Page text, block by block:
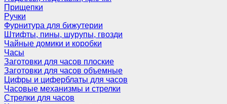
Прищепки
Ручки
Фурнитура для бижутерии
Штифты, пины, шурупы, гвозди
Чайные домики и коробки
Часы
Заготовки для часов плоские
Заготовки для часов объемные
Цифры и циферблаты для часов
Часовые механизмы и стрелки
Стрелки для часов